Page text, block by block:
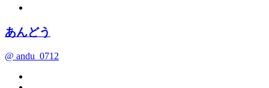
あんどう
@ andu_0712